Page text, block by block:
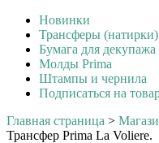
Новинки
Трансферы
Бумага для декупажа
Молды Prima
Штампы и чернила
Подписаться на
Главная страница >
Трансфер Prima La Voliere.